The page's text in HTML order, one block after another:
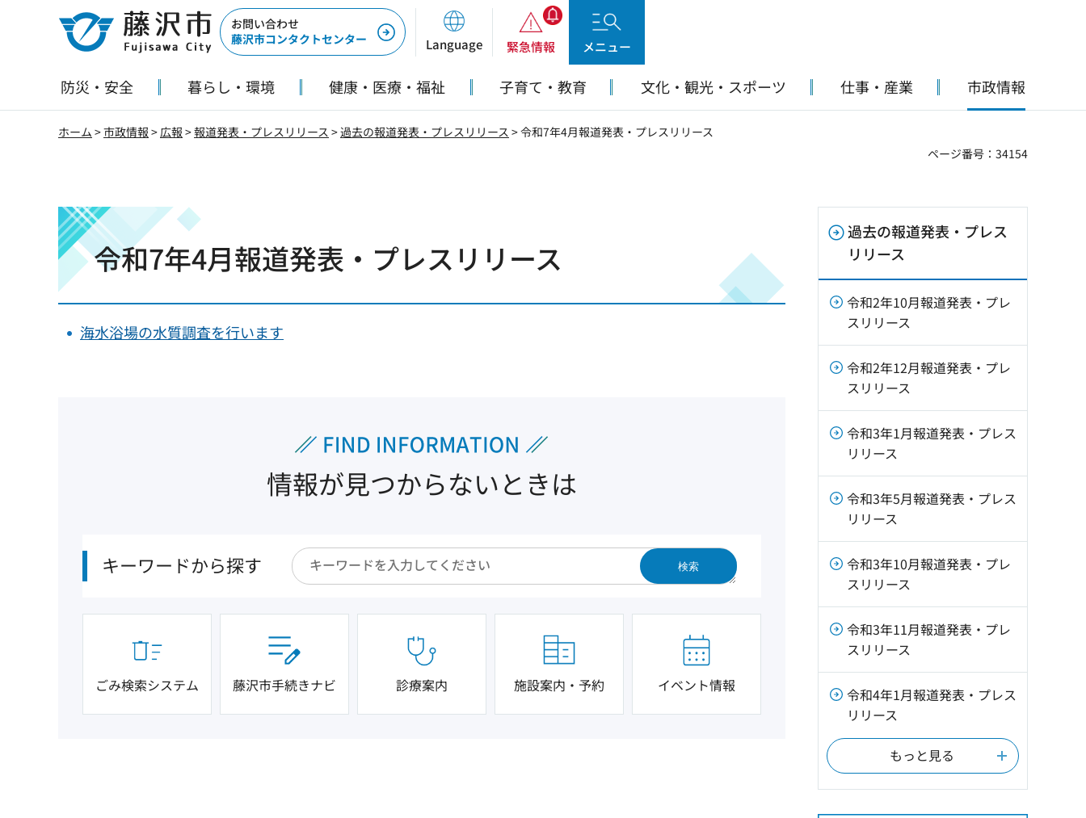
藤沢市
お問い合わせ
藤沢市コンタクトセンター
Language 緊急情報 メニュー
防災・安全 暮らし・環境 健康・医療・福祉 子育て・教育 文化・観光・スポーツ 仕事・産業 市政情報
ホーム >市政情報 >広報 >報道発表・プレスリリース >過去の報道発表・プレスリリース > 令和7年4月報道発表・プレスリリース
ページ番号：34154
令和7年4月報道発表・プレスリリース
海水浴場の水質調査を行います
情報が見つからないときは
キーワードから探す 検索
ごみ検索システム 藤沢市手続きナビ 診療案内 施設案内・予約 イベント情報
過去の報道発表・プレス
リリース
令和2年10月報道発表・プレ
スリリース
令和2年12月報道発表・プレ
スリリース
令和3年1月報道発表・プレス
リリース
令和3年5月報道発表・プレス
リリース
令和3年10月報道発表・プレ
スリリース
令和3年11月報道発表・プレ
スリリース
令和4年1月報道発表・プレス
リリース
もっと見る